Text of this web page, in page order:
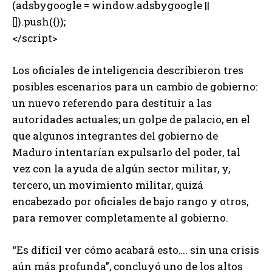
(adsbygoogle = window.adsbygoogle ||
[]).push({});
</script>
Los oficiales de inteligencia describieron tres
posibles escenarios para un cambio de gobierno:
un nuevo referendo para destituir a las
autoridades actuales; un golpe de palacio, en el
que algunos integrantes del gobierno de
Maduro intentarían expulsarlo del poder, tal
vez con la ayuda de algún sector militar, y,
tercero, un movimiento militar, quizá
encabezado por oficiales de bajo rango y otros,
para remover completamente al gobierno.
“Es difícil ver cómo acabará esto…. sin una crisis
aún más profunda”, concluyó uno de los altos